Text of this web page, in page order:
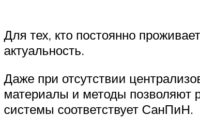
Для тех, кто постоянно
актуальность.
Даже при отсутствии
материалы и методы позволяют
системы соответствует СанПиН.